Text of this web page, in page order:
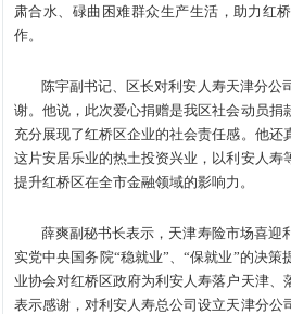
肃合水、碌曲困难群众生产生活，助力红
作。
陈宇副书记、区长对利安人寿天津分公
谢。他说，此次爱心捐赠是我区社会动员捐
充分展现了红桥区企业的社会责任感。他还
这片安居乐业的热土投资兴业，以利安人寿
提升红桥区在全市金融领域的影响力。
薛爽副秘书长表示，天津寿险市场喜迎
实党中央国务院“稳就业”、“保就业”的决策
业协会对红桥区政府为利安人寿落户天津、
表示感谢，对利安人寿总公司设立天津分公